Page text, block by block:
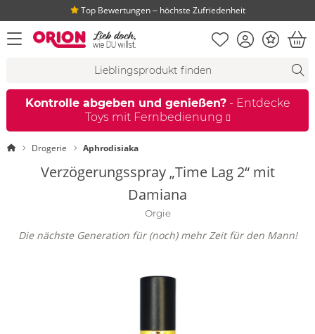
Top Bewertungen ‒ höchste Zufriedenheit
Menü öffnen Merkliste
KontoBonus
Kontrolle abgeben und genießen?- Entdecke
Toys mit Fernbedienung
Startseite
Drogerie Aphrodisiaka
Verzögerungsspray „Time Lag 2“ mit
Damiana
Orgie
Die nächste Generation für (noch) mehr Zeit für den Mann!